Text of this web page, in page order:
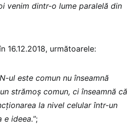
venim dintr-o lume paralelă din
16.12.2018, următoarele:
ul este comun nu înseamnă
strămoș comun, ci înseamnă că
la nivel celular într-un
e ideea.”;